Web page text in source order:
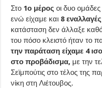
Στο 1ο μέροςοι δυο
ενώ είχαμε και 8
κατάσταση δεν άλλαξε
του πόσο κλειστό ήταν το
την παράταση είχαμε 4
στο προβάδισμα, με την
Σεϊμπούτις στο τέλος της
νίκη στη Λιέτουβος.